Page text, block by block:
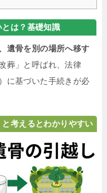
は？基礎知識
遺骨を別の場所へ移す
葬」と呼ばれ、法律
に基づいた手続きが必
考えるとわかりやすい